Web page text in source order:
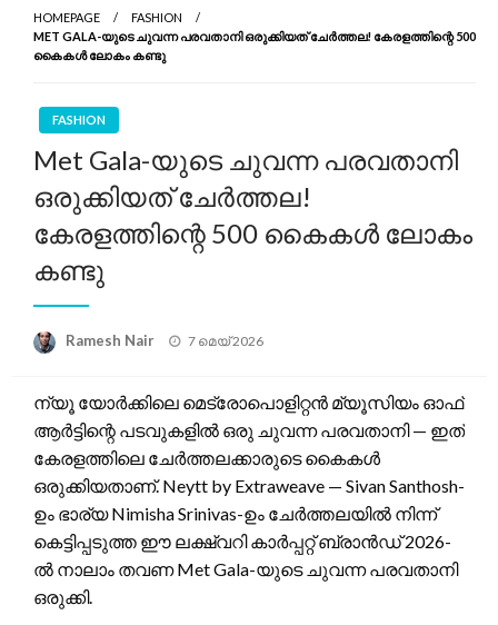
HOMEPAGE
FASHION
MET GALA-യുടെ ചുവന്ന പരവതാനി ഒരുക്കിയത് ചേർത്തല! കേരളത്തിന്റെ 500
കൈകൾ ലോകം കണ്ടു
FASHION
Met Gala-യുടെ ചുവന്ന പരവതാനി
ഒരുക്കിയത് ചേർത്തല!
കേരളത്തിന്റെ 500 കൈകൾ ലോകം
കണ്ടു
Ramesh Nair
Posted
7 മെയ്‌ 2026
ന്യൂ യോർക്കിലെ മെട്രോപൊളിറ്റൻ മ്യൂസിയം ഓഫ്
ആർട്ടിന്റെ പടവുകളിൽ ഒരു ചുവന്ന പരവതാനി — ഇത്
കേരളത്തിലെ ചേർത്തലക്കാരുടെ കൈകൾ
ഒരുക്കിയതാണ്. Neytt by Extraweave — Sivan Santhosh-
ഉം ഭാര്യ Nimisha Srinivas-ഉം ചേർത്തലയിൽ നിന്ന്
കെട്ടിപ്പടുത്ത ഈ ലക്ഷ്വറി കാർപ്പറ്റ് ബ്രാൻഡ് 2026-
ൽ നാലാം തവണ Met Gala-യുടെ ചുവന്ന പരവതാനി
ഒരുക്കി.